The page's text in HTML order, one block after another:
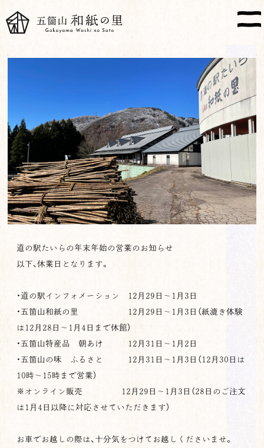
道の駅たいらの年末年始の営業のお知らせ
以下、休業日となります。
・道の駅インフォメーション 12 月 29 日～ 1 月 3 日
・五箇山和紙の里
12 月 29 日～ 1 月 3 日（紙漉き体験
は12月28日〜1月4日まで休館）
・五箇山特産品 朝あけ
12 月 31 日～ 1 月 2 日
・五箇山の味 ふるさと
12 月31 日～ 1 月 3 日（ 12 月30 日は
10 時～ 15 時まで営業）
※ オンライン販売 12月29日～1月3日（28日のご注文
は1月4日以降に対応させていただきます）
お車でお越しの際は、十分気をつけてお越しくださいませ。